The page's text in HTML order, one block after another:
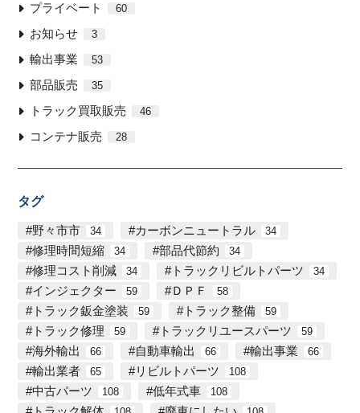
プライベート 60
お知らせ 3
輸出事業 53
部品販売 35
トラック買取販売 46
コンテナ販売 28
タグ
野々市市 34 カーボンニュートラル 34
修理時間短縮 34 部品代節約 34
修理コスト削減 34 トラックリビルトパーツ 34
インジェクター 59 ＤＰＦ 58
トラック鈑金塗装 59 トラック整備 59
トラック修理 59 トラックリユースパーツ 59
海外輸出 66 自動車輸出 66 輸出事業 66
輸出業者 65 リビルトパーツ 108
中古パーツ 108 低年式車 108